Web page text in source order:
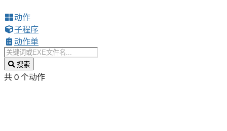
动作
子程序
动作单
搜索
共 0 个动作